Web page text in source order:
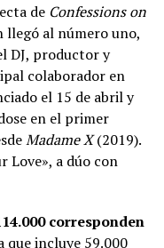
de Confessions on
llegó al número uno,
DJ, productor y
colaborador en
el 15 de abril y
en el primer
Madame X(2019).
Love», a dúo con
corresponden
que incluye 59.000